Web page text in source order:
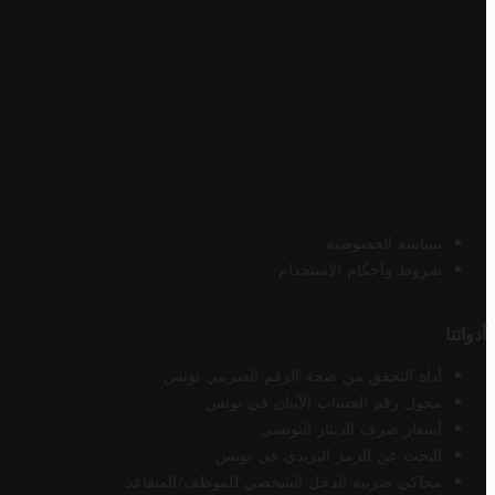
سياسة الخصوصية
شروط وأحكام الاستخدام
أدواتنا
أداة التحقق من صحة الرقم الضريبي تونس
محول رقم الحساب الآيبان في تونس
أسعار صرف الدينار التونسي
البحث عن الرمز البريدي في تونس
محاكي ضريبة الدخل الشخصي للموظف/المتقاعد